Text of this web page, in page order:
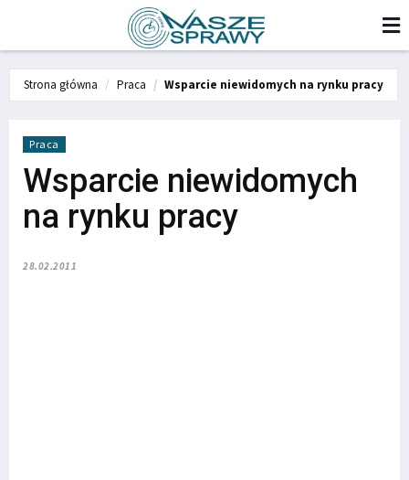
Strona główna Praca Wsparcie niewidomych na rynku pracy
Praca
Wsparcie niewidomych
na rynku pracy
28.02.2011